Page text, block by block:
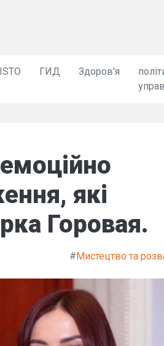
ГИД Здоров'я
які
Горовая.
#Мистецтво та